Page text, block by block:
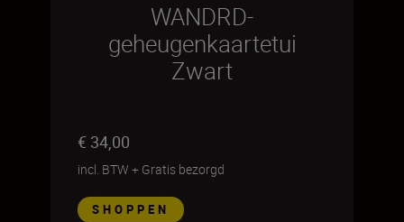
WANDRD-
geheugenkaartetui
Zwart
€ 34,00
incl. BTW + Gratis bezorgd
SHOPPEN